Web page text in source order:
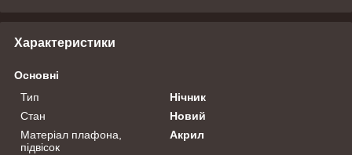
Характеристики
Основні
Тип
Нічник
Стан
Новий
Матеріал плафона,
підвісок
Акрил